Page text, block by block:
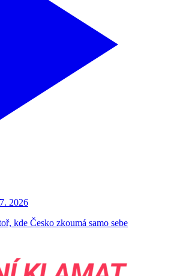
2026
kde Česko zkoumá samo sebe